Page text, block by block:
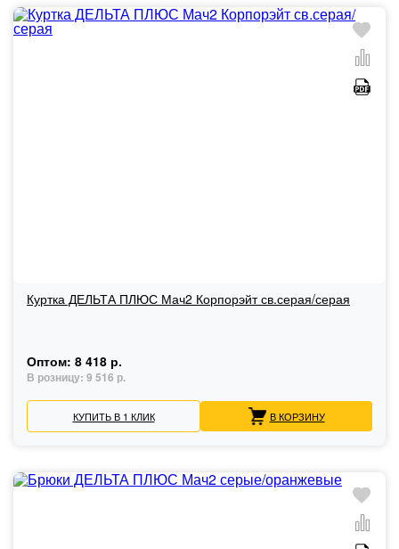
Куртка ДЕЛЬТА ПЛЮС Мач2 Корпорэйт св.серая/серая
Оптом: 8 418 р.
В розницу: 9 516 р.
КУПИТЬ В 1 КЛИК В КОРЗИНУ